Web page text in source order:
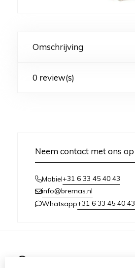
Omschrijving
0 review(s)
Neem contact met ons op
Mobiel+31 6 33 45 40 43
info@bremas.nl
Whatsapp+31 6 33 45 40 43